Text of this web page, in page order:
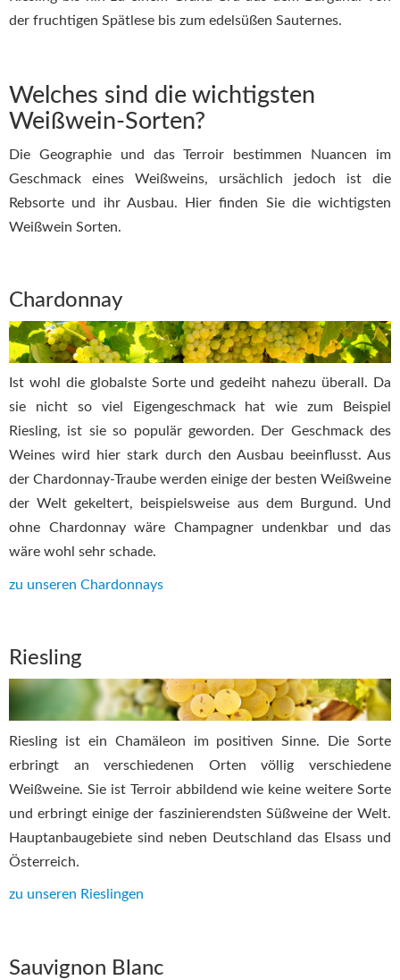
der fruchtigen Spätlese bis zum edelsüßen Sauternes.
Welches sind die wichtigsten
Weißwein-Sorten?
Die Geographie und das Terroir bestimmen Nuancen im
Geschmack eines Weißweins, ursächlich jedoch ist die
Rebsorte und ihr Ausbau. Hier finden Sie die wichtigsten
Weißwein Sorten.
Chardonnay
Ist wohl die globalste Sorte und gedeiht nahezu überall. Da
sie nicht so viel Eigengeschmack hat wie zum Beispiel
Riesling, ist sie so populär geworden. Der Geschmack des
Weines wird hier stark durch den Ausbau beeinflusst. Aus
der Chardonnay-Traube werden einige der besten Weißweine
der Welt gekeltert, beispielsweise aus dem Burgund. Und
ohne Chardonnay wäre Champagner undenkbar und das
wäre wohl sehr schade.
zu unseren Chardonnays
Riesling
Riesling ist ein Chamäleon im positiven Sinne. Die Sorte
erbringt an verschiedenen Orten völlig verschiedene
Weißweine. Sie ist Terroir abbildend wie keine weitere Sorte
und erbringt einige der faszinierendsten Süßweine der Welt.
Hauptanbaugebiete sind neben Deutschland das Elsass und
Österreich.
zu unseren Rieslingen
Sauvignon Blanc